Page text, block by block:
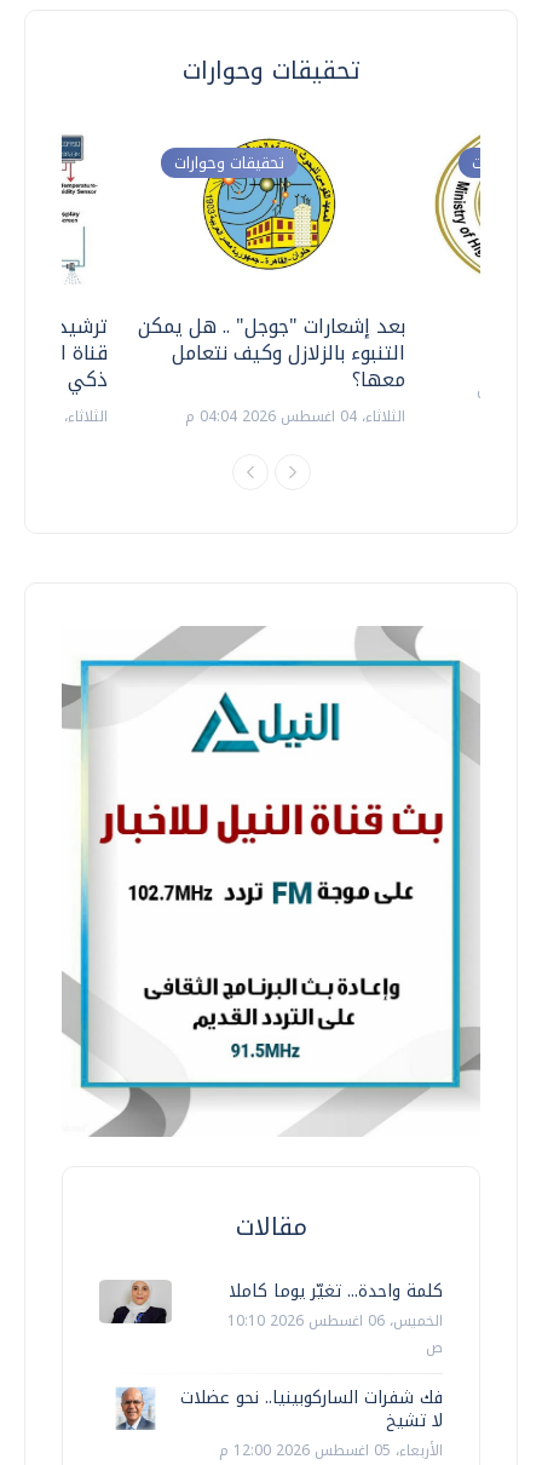
تحقيقات وحوارات
ترشيدا
قناة
ذكي
الثلاثاء، 14 يوليو 2026 06:11 م
تحقيقات وحوارات
بعد إشعارات "جوجل" .. هل يمكن
التنبوء بالزلازل وكيف نتعامل
معها؟
الثلاثاء، 04 اغسطس 2026 04:04 م
وحوارات
مقالات
كلمة واحدة... تغيّر يوما كاملا
الخميس، 06 اغسطس 2026 10:10
ص
فك شفرات الساركوبينيا.. نحو عضلات
لا تشيخ
الأربعاء، 05 اغسطس 2026 12:00 م